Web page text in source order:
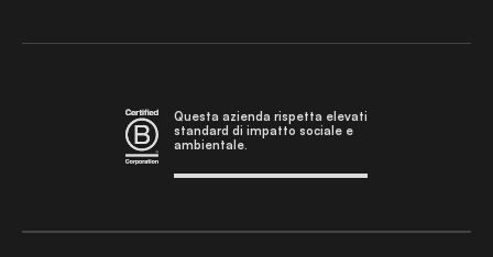
Questa azienda rispetta elevati
standard di impatto sociale e
ambientale.